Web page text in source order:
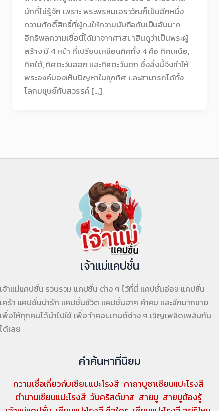
นักที่ไม่รู้จัก เพราะ พระพรหมเอราวัณก็เป็นอีกหนึ่ง
ความศักดิ์สิทธิ์ที่ผู้คนให้ความนับถือกันเป็นอันมาก
อิทธิพลความเชื่อนี้ได้มาจากศาสนาฮินดูว่าเป็นพระผู้
สร้าง มี 4 หน้า ที่เปรียบเหมือนทิศทั้ง 4 คือ ทิศเหนือ,
ทิศใต้, ทิศตะวันออก และทิศตะวันตก ซึ่งสิ่งนี้จึงทำให้
พระองค์มองเห็นปัญหาในทุกทิศ และสามารถได้ทั้ง
โลกมนุษย์กับสวรรค์ […]
เจ้าแม่แคปชั่น
เจ้าแม่แคปชั่น รวบรวม แคปชั่น ต่าง ๆ ไว้ที่นี่ แคปชั่นอ่อย แคปชั่น
เศร้า แคปชั่นน่ารัก แคปชั่นชีวิต แคปชั่นฮาๆ คำคม และอีกมากมาย
เพื่อให้ทุกคนได้นำไปใช้ เพื่อทำคอนเทนต์ต่าง ๆ เชิญเพลิดเพลินกัน
ได้เลย
คำค้นหาที่นิยม
ความเชื่อเกี่ยวกับเซียนแปะโรงสี คาถาบูชาเซียนแปะโรงสี
ตำนานเซียนแปะโรงสี วันคริสต์มาส สายมู สายมูต้องรู้